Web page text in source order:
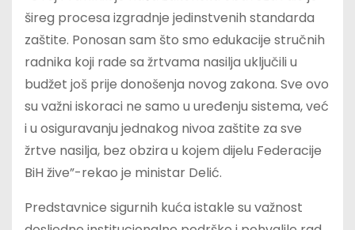
šireg procesa izgradnje jedinstvenih standarda
zaštite. Ponosan sam što smo edukacije stručnih
radnika koji rade sa žrtvama nasilja uključili u
budžet još prije donošenja novog zakona. Sve ovo
su važni iskoraci ne samo u uređenju sistema, već
i u osiguravanju jednakog nivoa zaštite za sve
žrtve nasilja, bez obzira u kojem dijelu Federacije
BiH žive”-rekao je ministar Delić.
Predstavnice sigurnih kuća istakle su važnost